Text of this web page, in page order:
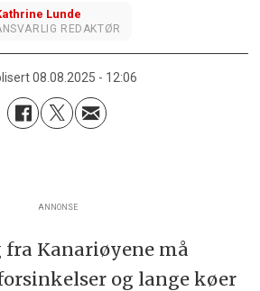
Lunde
REDAKTØR
08.08.2025 - 12:06
ANNONSE
fra Kanariøyene må
og lange køer